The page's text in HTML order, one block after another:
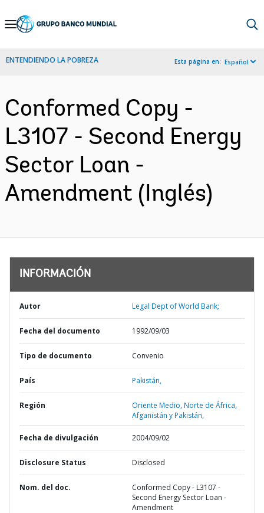
Skip
Navigation
ENTENDIENDO LA POBREZA Esta página en: Español
Conformed Copy -
L3107 - Second Energy
Sector Loan -
Amendment (Inglés)
INFORMACIÓN
Autor Legal Dept of World Bank;
Fecha del documento 1992/09/03
Tipo de documento Convenio
País Pakistán,
Región
Oriente Medio, Norte de África,
Afganistán y Pakistán,
Fecha de divulgación 2004/09/02
Disclosure Status Disclosed
Nom. del doc.
Conformed Copy - L3107 -
Second Energy Sector Loan -
Amendment